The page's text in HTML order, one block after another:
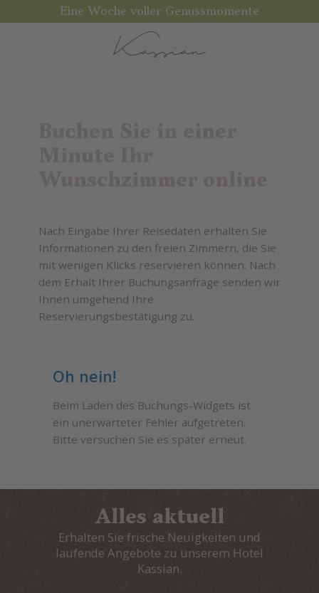
Eine Woche voller Genussmomente
Nach Eingabe Ihrer Reisedaten erhalten Sie
Informationen zu den freien Zimmern, die Sie
mit wenigen Klicks reservieren können. Nach
dem Erhalt Ihrer Buchungsanfrage senden wir
Ihnen umgehend Ihre
Reservierungsbestätigung zu.
Oh nein!
Beim Laden des Buchungs-Widgets ist
ein unerwarteter Fehler aufgetreten.
Bitte versuchen Sie es später erneut.
Alles aktuell
Erhalten Sie frische Neuigkeiten und
laufende Angebote zu unserem Hotel
Kassian.